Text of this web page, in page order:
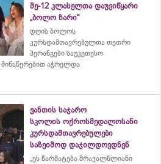
მე-12 კლასელთა დაუვიწყარი
„ბოლო ზარი“
დღის ბოლოს
კურსდამთავრებულთა თეთრი
პერანგები საუკეთესო
მინაწერებით აჭრელდა
ვანთის საჯარო
სკოლის ოქროსმედალოსანი
კურსდამთავრებულები
საზეიმოდ დაჯილდოვდნენ
„ეს წარმატება მრავალწლიანი